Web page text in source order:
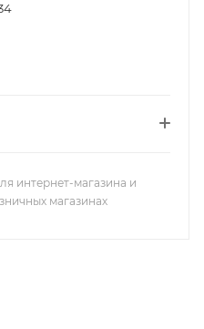
интернет-магазина и
магазинах